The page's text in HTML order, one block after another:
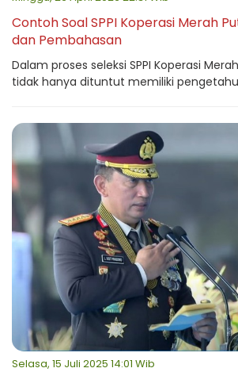
Contoh Soal SPPI Koperasi Merah
dan Pembahasan
Dalam proses seleksi SPPI Koperasi
tidak hanya dituntut memiliki
Selasa, 15 Juli 2025 14:01 Wib